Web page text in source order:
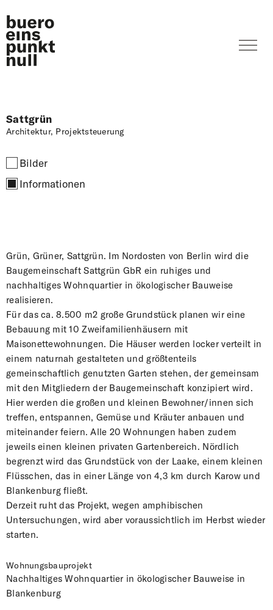
Sattgrün
Architektur, Projektsteuerung
Bilder
Informationen
Grün, Grüner, Sattgrün. Im Nordosten von Berlin wird die
Baugemeinschaft Sattgrün GbR ein ruhiges und
nachhaltiges Wohnquartier in ökologischer Bauweise
realisieren.
Für das ca. 8.500 m2 große Grundstück planen wir eine
Bebauung mit 10 Zweifamilienhäusern mit
Maisonettewohnungen. Die Häuser werden locker verteilt in
einem naturnah gestalteten und größtenteils
gemeinschaftlich genutzten Garten stehen, der gemeinsam
mit den Mitgliedern der Baugemeinschaft konzipiert wird.
Hier werden die großen und kleinen Bewohner/innen sich
treffen, entspannen, Gemüse und Kräuter anbauen und
miteinander feiern. Alle 20 Wohnungen haben zudem
jeweils einen kleinen privaten Gartenbereich. Nördlich
begrenzt wird das Grundstück von der Laake, einem kleinen
Flüsschen, das in einer Länge von 4,3 km durch Karow und
Blankenburg fließt.
Derzeit ruht das Projekt, wegen amphibischen
Untersuchungen, wird aber voraussichtlich im Herbst wieder
starten.
Wohnungsbauprojekt
Nachhaltiges Wohnquartier in ökologischer Bauweise in
Blankenburg